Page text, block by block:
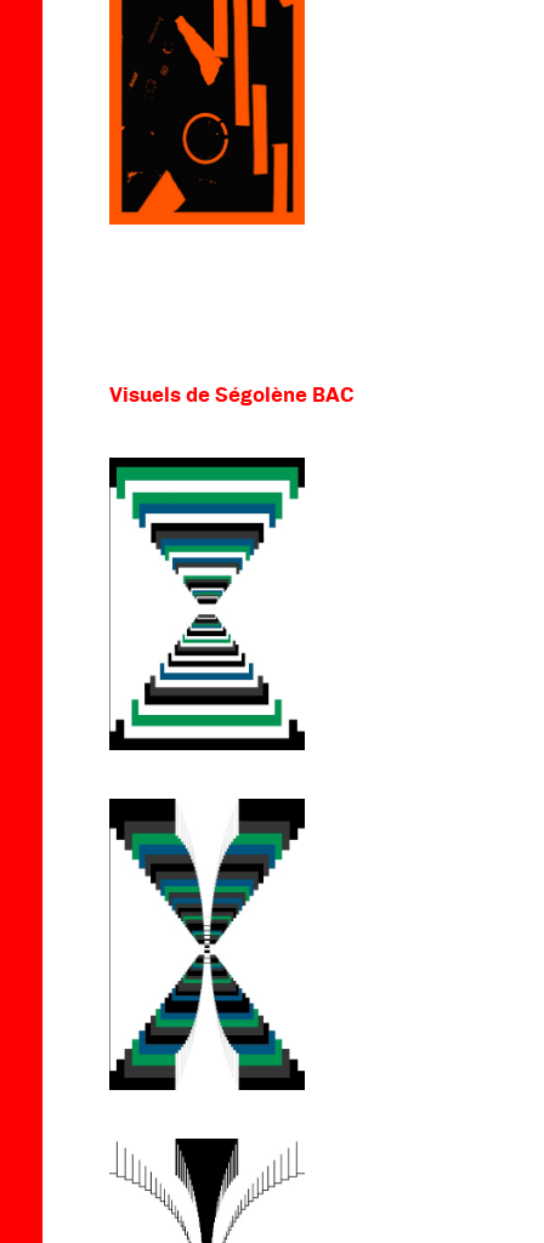
Visuels de Ségolène BAC